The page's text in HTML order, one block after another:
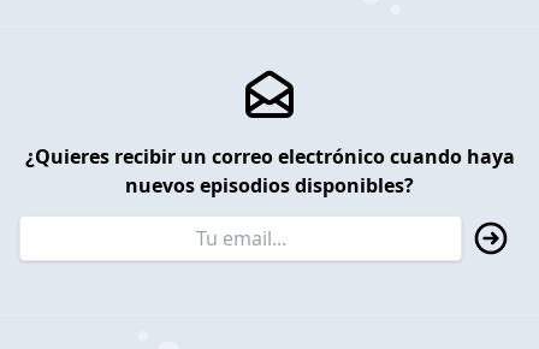
¿Quieres recibir un correo electrónico cuando haya
nuevos episodios disponibles?